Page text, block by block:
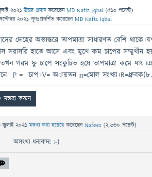
2021 উত্তর প্রদান করেছেনMD Nafiz Iqbal (510 পয়েন্ট)
2021 পূনঃপ্রদর্শিত করেছেনMD Nafiz Iqbal
দেহের অভ্যন্তরে তাপমাত্রা সাধারণত বেশি
সরাসরি হাতে আসে এবং মুখে কম চাপের সম্মুখীন
গরম ফু চাপে সংকুচিত হয়ে তাপমাত্রা কমে
P = চাপ।V= অায়তন n=মোল
জুলাই 2021 মন্তব্য করা হয়েছেকরেছেনNafees (2,630 পয়েন্ট)
অসংখ্য ধন্যবাদ! :-)